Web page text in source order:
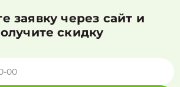
заявку через сайт и
скидку